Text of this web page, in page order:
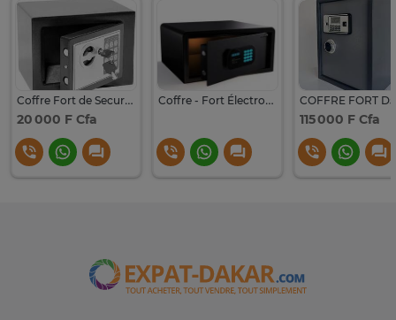
Coffre Fort de Securite Électronique
20 000 F Cfa
Coffre - Fort Électronique
115 000 F Cfa